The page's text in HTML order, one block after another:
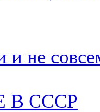
и не
В СССР